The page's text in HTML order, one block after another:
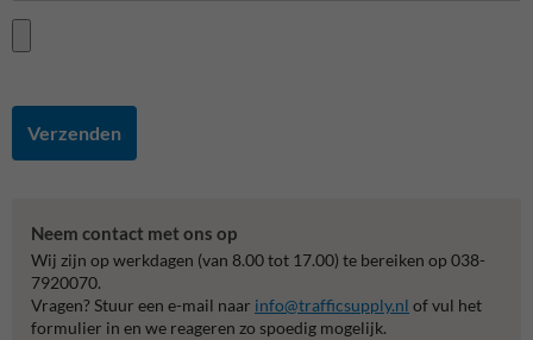
Verzenden
Neem contact met ons op
Wij zijn op werkdagen (van 8.00 tot 17.00) te bereiken op 038-
7920070.
Vragen? Stuur een e-mail naar info@trafficsupply.nl of vul het
formulier in en we reageren zo spoedig mogelijk.